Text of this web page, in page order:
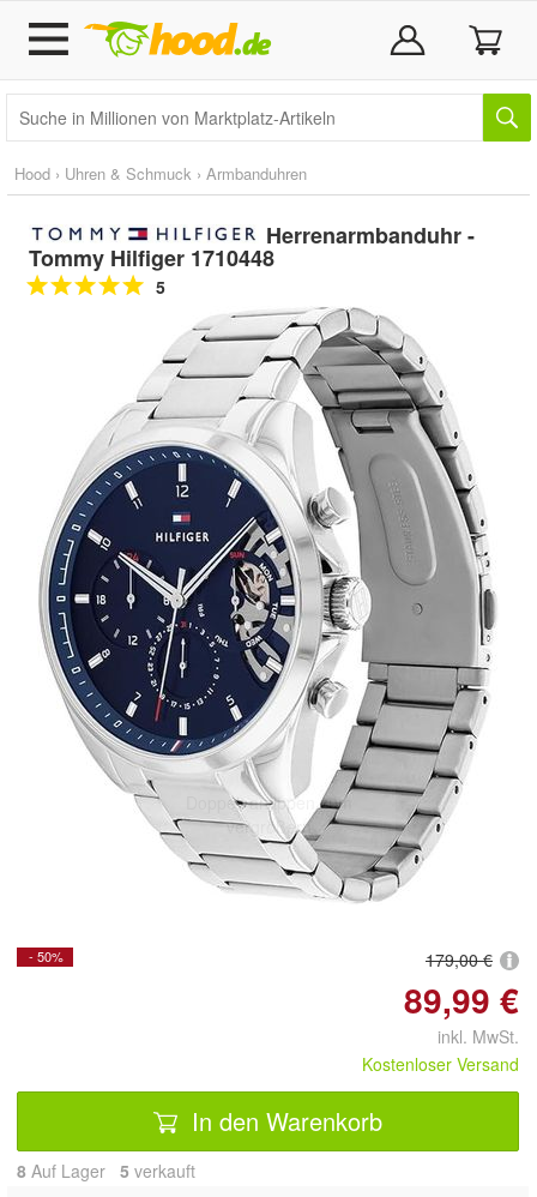
Hood › Uhren & Schmuck › Armbanduhren
Herrenarmbanduhr -
Tommy Hilfiger 1710448
5
Doppelt antippen zum
vergrößern
- 50% 179,00 €
89,99 €
inkl. MwSt.
Kostenloser Versand
In den Warenkorb
8 Auf Lager 5 verkauft